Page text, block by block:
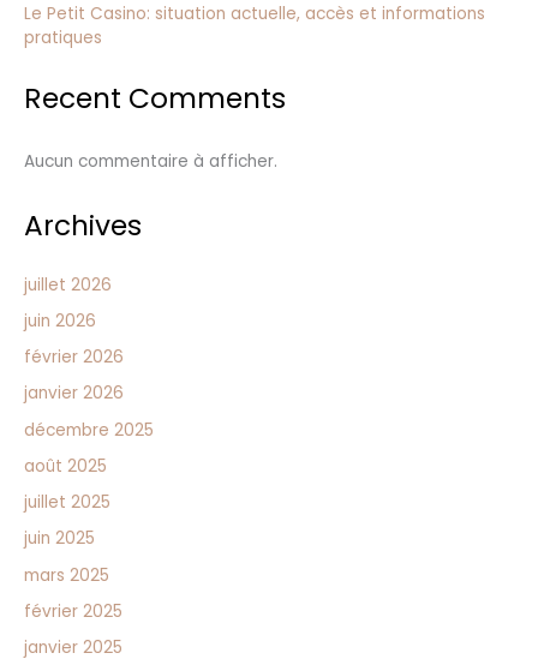
Le Petit Casino: situation actuelle, accès et informations
pratiques
Recent Comments
Aucun commentaire à afficher.
Archives
juillet 2026
juin 2026
février 2026
janvier 2026
décembre 2025
août 2025
juillet 2025
juin 2025
mars 2025
février 2025
janvier 2025